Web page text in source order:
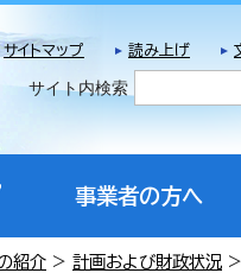
サイトマップ
読み上げ
サイト内検索
事業者の方へ
紹介 > 計画および財政状況 >